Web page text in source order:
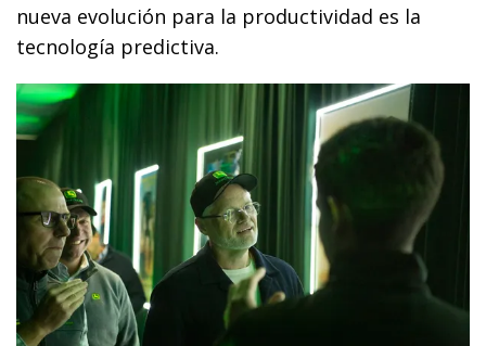
nueva evolución para la productividad es la
tecnología predictiva.